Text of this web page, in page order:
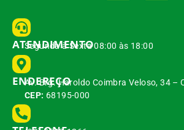
ATENDIMENTO
Segunda à Sexta 08:00 às 18:00
ENDEREÇO
Av. Brg. Haroldo Coimbra Veloso, 34 –
CEP: 68195-000